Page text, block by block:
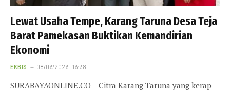
Lewat Usaha Tempe, Karang Taruna Desa Teja
Barat Pamekasan Buktikan Kemandirian
Ekonomi
EKBIS 08/06/2026 - 16:38
SURABAYAONLINE.CO – Citra Karang Taruna yang kerap